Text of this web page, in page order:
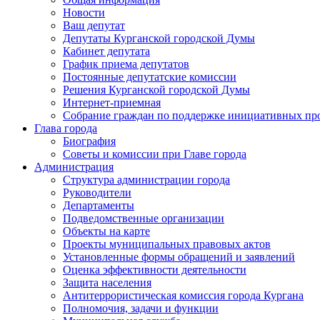
Новости
Ваш депутат
Депутаты Курганской городской Думы
Кабинет депутата
График приема депутатов
Постоянные депутатские комиссии
Решения Курганской городской Думы
Интернет-приемная
Собрание граждан по поддержке инициативных
Глава города
Биография
Советы и комиссии при Главе города
Администрация
Структура администрации города
Руководители
Департаменты
Подведомственные организации
Объекты на карте
Проекты муниципальных правовых актов
Установленные формы обращений и заявлений
Оценка эффективности деятельности
Защита населения
Антитеррористическая комиссия города Кургана
Полномочия, задачи и функции